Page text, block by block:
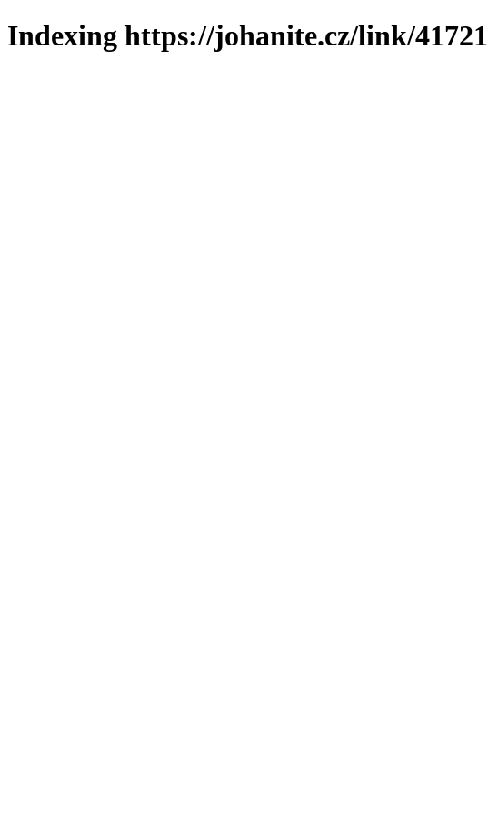
Indexing https://johanite.cz/link/41721